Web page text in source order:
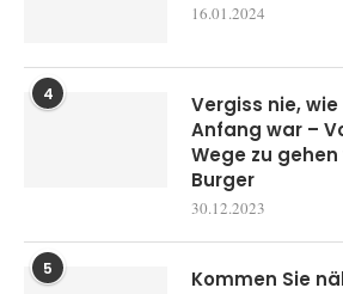
16.01.2024
4
Vergiss nie,
Anfang war –
Wege zu
Burger
30.12.2023
5
Kommen Sie